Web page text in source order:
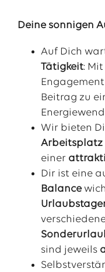
Deine sonnigen
Auf Dich
Tätigkeit:
Beitrag zu
Wir bieten
Arbeitsplatz
einer
Dir ist eine
Balance
sind jeweils